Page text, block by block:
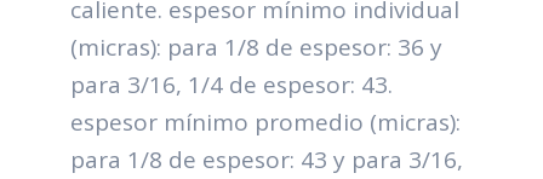
caliente. espesor mínimo individual
(micras): para 1/8 de espesor: 36 y
para 3/16, 1/4 de espesor: 43.
espesor mínimo promedio (micras):
para 1/8 de espesor: 43 y para 3/16,